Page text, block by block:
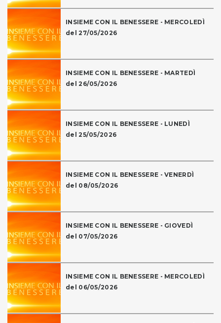
INSIEME CON IL BENESSERE - MERCOLEDÌ
del 27/05/2026
INSIEME CON IL BENESSERE - MARTEDÌ
del 26/05/2026
INSIEME CON IL BENESSERE - LUNEDÌ
del 25/05/2026
INSIEME CON IL BENESSERE - VENERDÌ
del 08/05/2026
INSIEME CON IL BENESSERE - GIOVEDÌ
del 07/05/2026
INSIEME CON IL BENESSERE - MERCOLEDÌ
del 06/05/2026